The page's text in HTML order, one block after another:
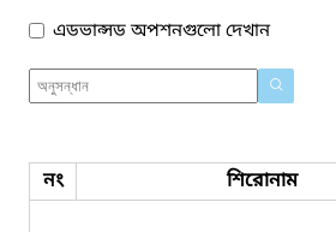
এডভান্সড অপশনগুলো দেখান
নং শিরোনাম